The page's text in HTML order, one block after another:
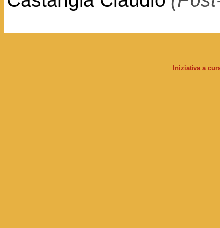
Iniziativa a